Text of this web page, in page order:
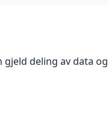
deling av data og